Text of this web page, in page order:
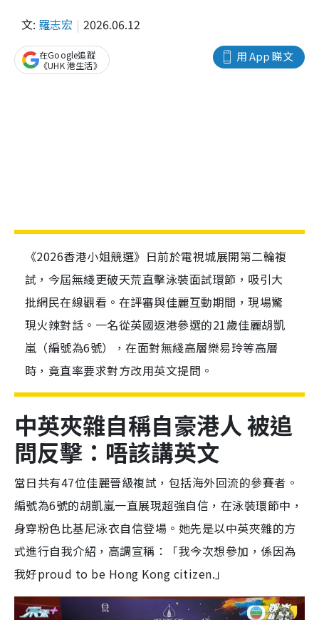
文: 羅志宏 2026.06.12
用 App 睇文
在Google追蹤
《UHK 港生活》
《2026香港小姐競選》日前於電視城展開第二輪複
試，今屆無綫更破天荒直擊泳裝面試環節，吸引大
批網民在線觀看。在評審與佳麗互動期間，現場驚
現火辣對話。一名從英國返港參選的21歲佳麗胡凱
嵐（編號為6號），在面對無綫高層樂易玲等高層
時，竟直率要求對方改用英文提問。
中英夾雜自稱自豪港人 被追
問反擊：唔該講英文
當日共有47位佳麗晉級複試，包括海外回流的參賽者。
編號為6號的胡凱嵐一直展現超強自信，在泳裝環節中，
身穿粉色比基尼泳衣自信登場。她先是以中英夾雜的方
式進行自我介紹，高調宣稱：「我今次想參加，係因為
我好proud to be Hong Kong citizen.」